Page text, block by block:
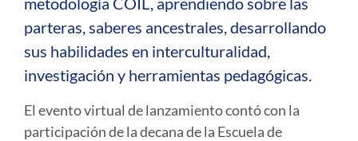
parteras, saberes ancestrales, desarrollando
sus habilidades en interculturalidad,
investigación y herramientas pedagógicas.
El evento virtual de lanzamiento contó con la
participación de la decana de la Escuela de